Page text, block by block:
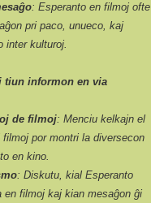
: Esperanto en filmoj ofte
pri paco, unueco, kaj
inter kulturoj.
tiun informon en via
de filmoj: Menciu kelkajn el
por montri la diversecon
en kino.
: Diskutu, kial Esperanto
en filmoj kaj kian mesaĝon ĝi